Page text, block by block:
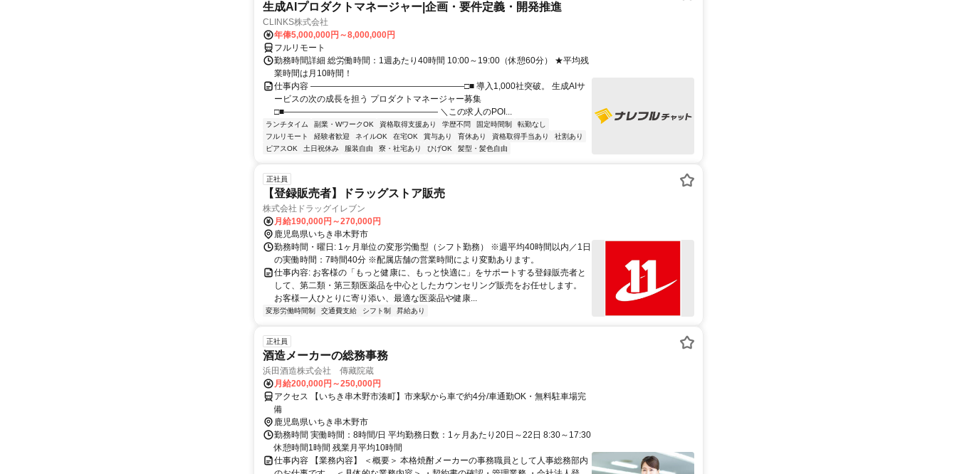
生成AIプロダクトマネージャー|企画・要件定義・開発推進
CLINKS株式会社
年俸5,000,000円～8,000,000円
フルリモート
勤務時間詳細 総労働時間：1週あたり40時間 10:00～19:00（休憩60分） ★平均残
業時間は月10時間！
仕事内容 ――――――――――――――――――□■ 導入1,000社突破。 生成AIサ
ービスの次の成長を担う プロダクトマネージャー募集
□■―――――――――――――――――― ＼この求人のPOI...
ランチタイム 副業・WワークOK 資格取得支援あり 学歴不問 固定時間制
転勤なし
フルリモート
経験者歓迎 ネイルOK 在宅OK 賞与あり 育休あり 資格取得手当あり
社割あり
ピアスOK
土日祝休み 服装自由 寮・社宅あり ひげOK 髪型・髪色自由
正社員
【登録販売者】ドラッグストア販売
株式会社ドラッグイレブン
月給190,000円～270,000円
鹿児島県いちき串木野市
勤務時間・曜日: 1ヶ月単位の変形労働型（シフト勤務） ※週平均40時間以内／1日
の実働時間：7時間40分 ※配属店舗の営業時間により変動あります。
仕事内容: お客様の「もっと健康に、もっと快適に」をサポートする登録販売者と
して、第二類・第三類医薬品を中心としたカウンセリング販売をお任せします。
お客様一人ひとりに寄り添い、最適な医薬品や健康...
変形労働時間制 交通費支給 シフト制 昇給あり
正社員
酒造メーカーの総務事務
浜田酒造株式会社 傳藏院蔵
月給200,000円～250,000円
アクセス 【いちき串木野市湊町】市来駅から車で約4分/車通勤OK・無料駐車場完
備
鹿児島県いちき串木野市
勤務時間 実働時間：8時間/日 平均勤務日数：1ヶ月あたり20日～22日 8:30～17:30
休憩時間1時間 残業月平均10時間
仕事内容 【業務内容】 ＜概要＞ 本格焼酎メーカーの事務職員として人事総務部内